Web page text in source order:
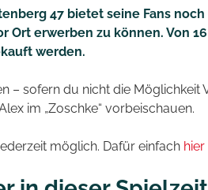
47 bietet seine Fans
Ort erwerben zu können. Von
werden.
– sofern du nicht die Möglichkeit
im „Zoschke“ vorbeischauen.
möglich. Dafür einfach